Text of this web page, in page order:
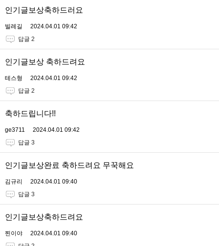
인기글보상축하드러요
빌레길
2024.04.01 09:42
답글 2
인기글보상 축하드려요
테스형
2024.04.01 09:42
답글 2
축하드립니다!!
ge3711
2024.04.01 09:42
답글 3
인기글보상완료 축하드려요 무꾹해요
김규리
2024.04.01 09:40
답글 3
인기글보상축하드려요
찐이야
2024.04.01 09:40